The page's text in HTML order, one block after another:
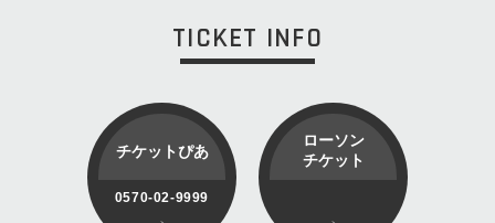
TICKET INFO
チケットぴあ
0570-02-9999
ローソン
チケット